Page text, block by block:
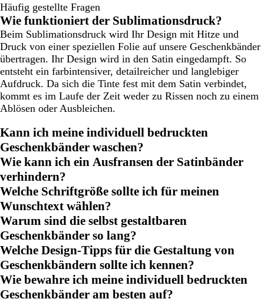
Häufig gestellte Fragen
Wie funktioniert der Sublimationsdruck?
Beim Sublimationsdruck wird Ihr Design mit Hitze und
Druck von einer speziellen Folie auf unsere Geschenkbänder
übertragen. Ihr Design wird in den Satin eingedampft. So
entsteht ein farbintensiver, detailreicher und langlebiger
Aufdruck. Da sich die Tinte fest mit dem Satin verbindet,
kommt es im Laufe der Zeit weder zu Rissen noch zu einem
Ablösen oder Ausbleichen.
Kann ich meine individuell bedruckten
Geschenkbänder waschen?
Wie kann ich ein Ausfransen der Satinbänder
verhindern?
Welche Schriftgröße sollte ich für meinen
Wunschtext wählen?
Warum sind die selbst gestaltbaren
Geschenkbänder so lang?
Welche Design-Tipps für die Gestaltung von
Geschenkbändern sollte ich kennen?
Wie bewahre ich meine individuell bedruckten
Geschenkbänder am besten auf?